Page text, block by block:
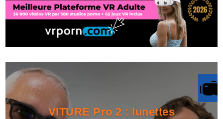
VITURE Pro 2 : lunettes